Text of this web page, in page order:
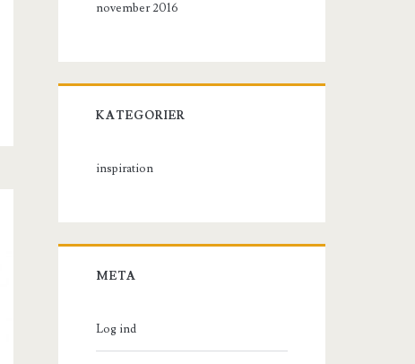
november 2016
KATEGORIER
inspiration
META
Log ind